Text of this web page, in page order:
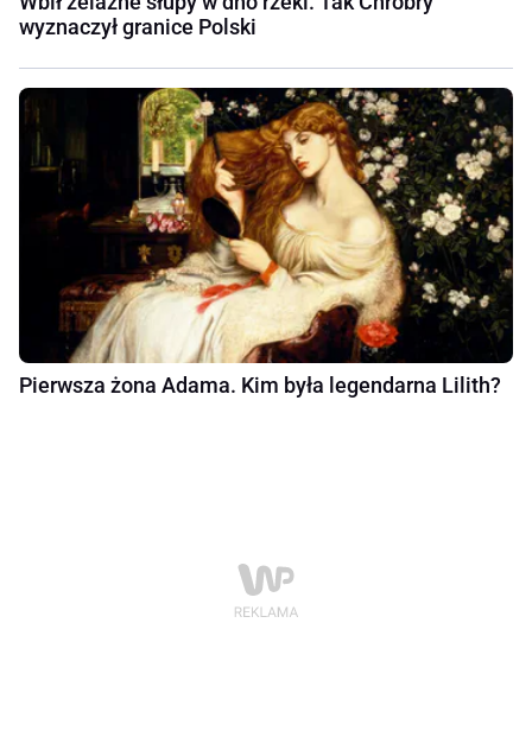
wyznaczył granice Polski
Pierwsza żona Adama. Kim była legendarna Lilith?